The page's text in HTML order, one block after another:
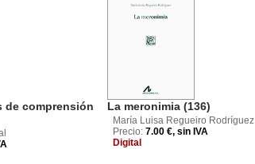
de comprensión
La meronimia (136)
María Luisa Regueiro Rodríguez
Precio: 7.00 €, sin IVA
Digital